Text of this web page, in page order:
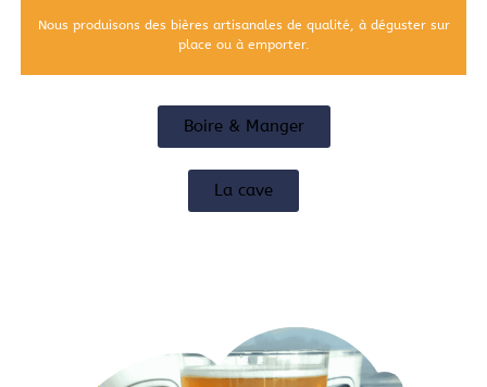
Nous produisons des bières artisanales de qualité, à déguster sur
place ou à emporter.
Boire & Manger
La cave